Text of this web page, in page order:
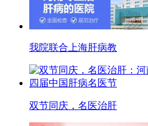
我院联合上海肝病教
双节同庆，名医治肝